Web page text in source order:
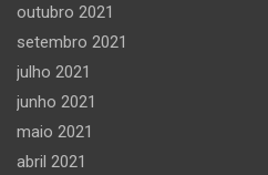
outubro 2021
setembro 2021
julho 2021
junho 2021
maio 2021
abril 2021